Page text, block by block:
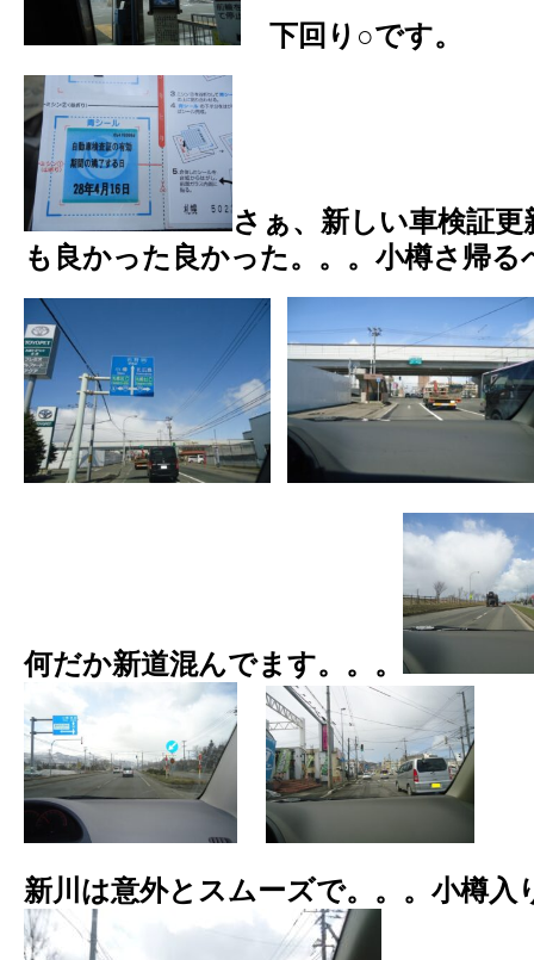
下回り○です。
さぁ、新しい車検証
も良かった良かった。。。小樽さ帰る
何だか新道混んでます。。。
新川は意外とスムーズで。。。小樽入